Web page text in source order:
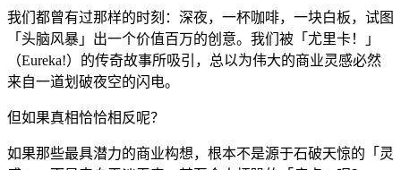
我们都曾有过那样的时刻：深夜，一杯咖啡，一块白板，试图
「头脑风暴」出一个价值百万的创意。我们被「尤里卡！」
（Eureka!）的传奇故事所吸引，总以为伟大的商业灵感必然
来自一道划破夜空的闪电。
但如果真相恰恰相反呢？
如果那些最具潜力的商业构想，根本不是源于石破天惊的「灵